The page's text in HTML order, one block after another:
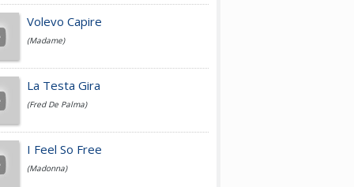
Jovanotti
Fedez
Simone Cristicchi
Volevo Capire
(Madame)
La Testa Gira
(Fred De Palma)
I Feel So Free
(Madonna)